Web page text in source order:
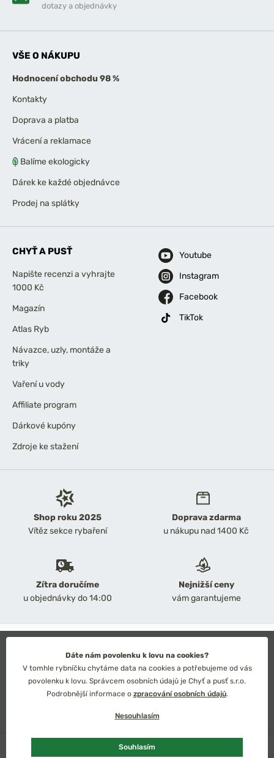
Shop roku 2025
Vítěz sekce rybaření
Doprava zdarma
u nákupu nad 1400 Kč
Zítra doručíme
u objednávky do 14:00
Nejnižší ceny
vám garantujeme
dotazy a objednávky
VŠE O NÁKUPU
Hodnocení obchodu 98 %
Kontakty
Doprava a platba
Vrácení a reklamace
Balíme ekologicky
Dárek ke každé objednávce
Prodej na splátky
CHYŤ A PUSŤ
Napište recenzi a vyhrajte
1000 Kč
Magazín
Atlas Ryb
Návazce, uzly, montáže a
triky
Vaření u vody
Affiliate program
Dárkové kupóny
Zdroje ke stažení
Youtube
Instagram
Facebook
TikTok
Obchodní podmínky
Ochrana osobních údajů
Technické řešení: Simplia s.r.o.
Strategický design: Petr Široký
Slovensko
Dáte nám povolenku k lovu na cookies?
V tomhle rybníčku chytáme data na cookies a potřebujeme od vás
povolenku k lovu. Správcem osobních údajů je Chyť a pusť s.r.o.
Podrobnější informace o zpracování osobních údajů.
Nesouhlasím
Souhlasím